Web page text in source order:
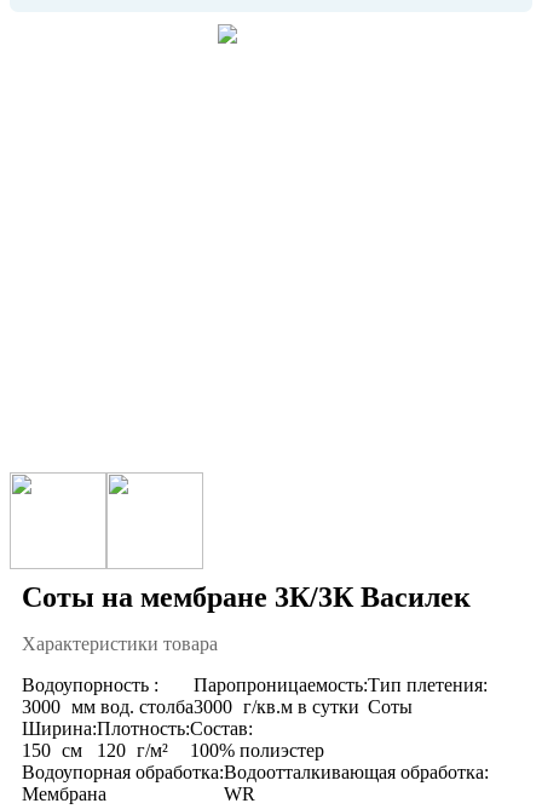
Соты на мембране 3К/3К Василек
Характеристики товара
Водоупорность :
3000 мм вод. столба
Паропроницаемость:
3000 г/кв.м в сутки
Тип плетения:
Соты
Ширина:
150 см
Плотность:
120 г/м²
Состав:
100% полиэстер
Водоупорная обработка:
Мембрана
Водоотталкивающая обработка:
WR